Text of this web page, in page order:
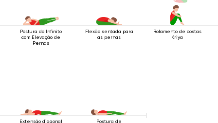
Postura do Infinito
com Elevação de
Pernas
Flexão sentada para
as pernas
Rolamento de costas
Kriya
Extensão diagonal Postura de